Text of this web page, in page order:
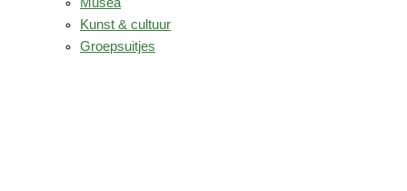
Kunst & cultuur
Groepsuitjes